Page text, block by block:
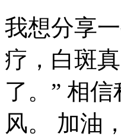
我想分享
疗，白斑
了。” 相
风。 加油